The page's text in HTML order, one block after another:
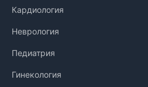
Кардиология
Неврология
Педиатрия
Гинекология